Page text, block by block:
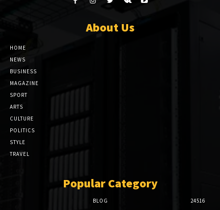
About Us
HOME
NEWS
BUSINESS
MAGAZINE
SPORT
ARTS
CULTURE
POLITICS
STYLE
TRAVEL
Popular Category
BLOG
24516